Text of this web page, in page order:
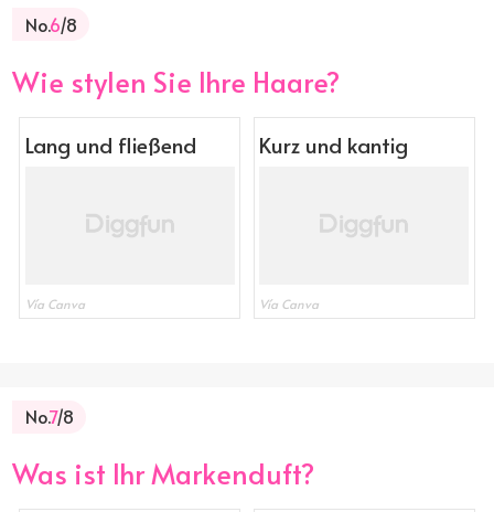
No.6/8
Wie stylen Sie Ihre Haare?
Lang und fließend
Vía Canva
Kurz und kantig
Vía Canva
No.7/8
Was ist Ihr Markenduft?